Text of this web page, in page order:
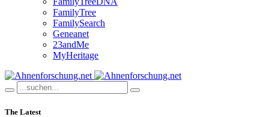
FamilyTree
FamilySearch
Geneanet
23andMe
MyHeritage
The Latest